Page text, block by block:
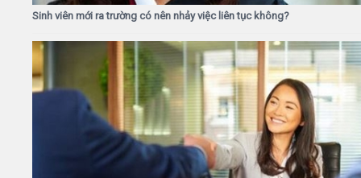
Sinh viên mới ra trường có nên nhảy việc liên tục không?